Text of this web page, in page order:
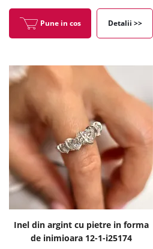
Pune in cos Detalii >>
Inel din argint cu pietre in forma
de inimioara 12-1-i25174